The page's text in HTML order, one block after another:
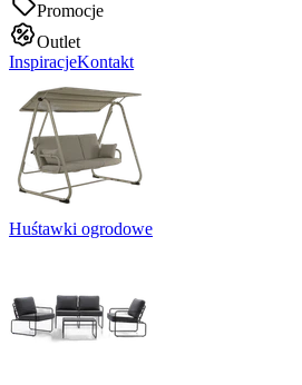
Promocje
Outlet
InspiracjeKontakt
Huśtawki ogrodowe